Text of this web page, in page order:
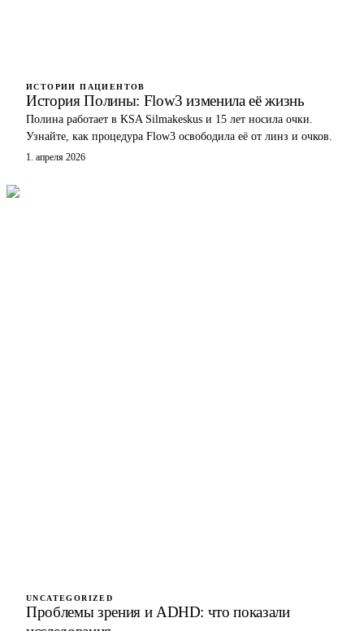
ИСТОРИИ ПАЦИЕНТОВ
История Полины: Flow3 изменила её жизнь
Полина работает в KSA Silmakeskus и 15 лет носила очки.
Узнайте, как процедура Flow3 освободила её от линз и очков.
1. апреля 2026
UNCATEGORIZED
Проблемы зрения и ADHD: что показали